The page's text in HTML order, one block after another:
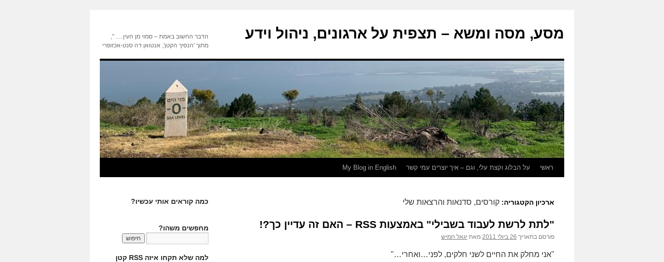
מסע, מסה ומשא – תצפית על ארגונים, ניהול וידע
הדבר החשוב באמת – סמוי מן העין…. ",
מתוך 'הנסיך הקטן', אנטואן דה סנט-אכזופרי
לדלגראשי על הבלוג וקצת עלי, וגם – איך יוצרים עמי קשר My Blog in English
ארכיון הקטגוריה: קורסים, סדנאות והרצאות שלי
"לתת לרשת לעבוד בשבילי" באמצעות RSS – האם זה עדיין כך?!
פורסם בתאריך 26 ביולי 2011 מאת יגאל חמיש
"אני מחלק את החיים לשני חלקים, לפני…ואחרי…"
כמה קוראים אותי עכשיו?
מחפשים משהו?
למה שלא תקחו איזה RSS קטן